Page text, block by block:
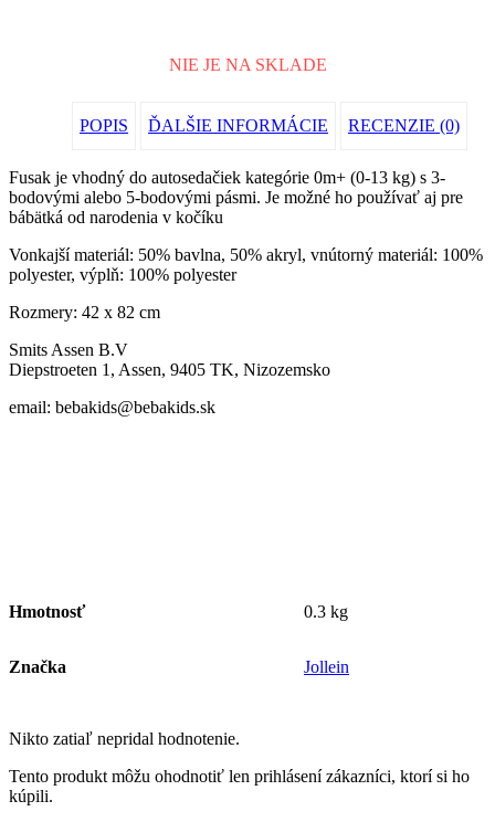
NIE JE NA SKLADE
POPIS ĎALŠIE INFORMÁCIE RECENZIE (0)
Fusak je vhodný do autosedačiek kategórie 0m+ (0-13 kg) s 3-
bodovými alebo 5-bodovými pásmi. Je možné ho používať aj pre
bábätká od narodenia v kočíku
Vonkajší materiál: 50% bavlna, 50% akryl, vnútorný materiál: 100%
polyester, výplň: 100% polyester
Rozmery: 42 x 82 cm
Smits Assen B.V
Diepstroeten 1, Assen, 9405 TK, Nizozemsko
email: bebakids@bebakids.sk
Hmotnosť 0.3 kg
Značka Jollein
Nikto zatiaľ nepridal hodnotenie.
Tento produkt môžu ohodnotiť len prihlásení zákazníci, ktorí si ho
kúpili.